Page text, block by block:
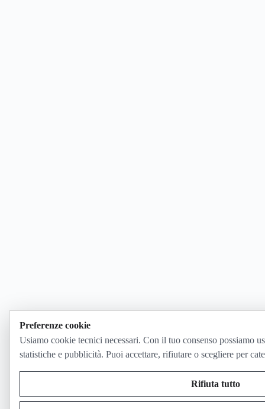
Preferenze cookie
Usiamo cookie tecnici necessari. Con il tuo consenso possiamo
statistiche e pubblicità. Puoi accettare, rifiutare o scegliere per
Rifiuta tutto